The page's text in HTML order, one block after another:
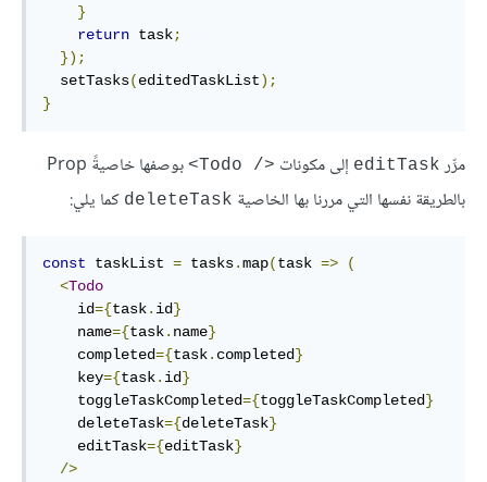
}
return task;
});
  setTasks
(editedTaskList);
}
مرِّر editTask إلى مكونات <Todo /‎>
بوصفها خاصيةً Prop
بالطريقة نفسها التي مررنا بها الخاصية deleteTask كما يلي:
const taskList = tasks.map(task =>
(
<Todo
    id
={task. id}
    name
={task. name}
    completed
={task. completed}
    key
={task. id}
    toggleTaskCompleted
={toggleTaskCompleted}
    deleteTask
={deleteTask}
    editTask
={editTask}
/>